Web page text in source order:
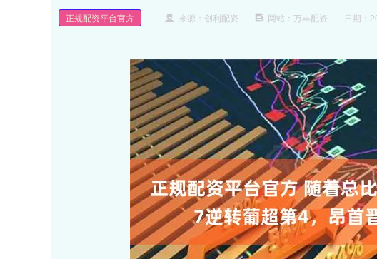
正规配资平台官方 来源：创利配资 网站：万丰配资 日期：